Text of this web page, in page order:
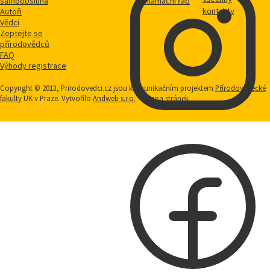
Autoři
Vědci
Zeptejte se
přírodovědců
FAQ
Výhody registrace
kontakty
Copyright © 2013, Prirodovedci.cz jsou komunikačním projektem Přírodovědecké
fakultyUK v Praze. Vytvořilo Andweb s.r.o. Mapa stránek